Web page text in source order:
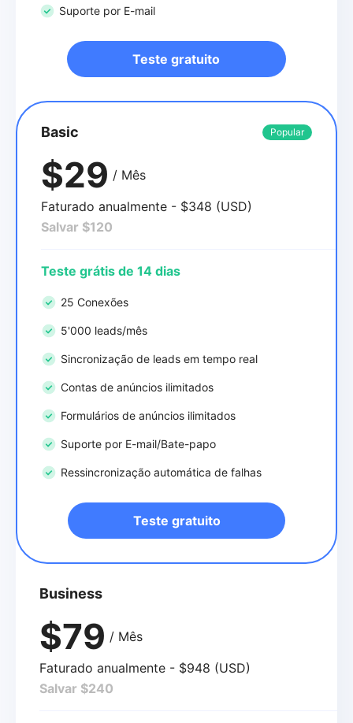
Suporte por E-mail
Teste gratuito
Basic Popular
$29 / Mês
Faturado anualmente - $348 (USD)
Salvar $120
Teste grátis de 14 dias
25 Conexões
5'000 leads/mês
Sincronização de leads em tempo real
Contas de anúncios ilimitados
Formulários de anúncios ilimitados
Suporte por E-mail/Bate-papo
Ressincronização automática de falhas
Teste gratuito
Business
$79 / Mês
Faturado anualmente - $948 (USD)
Salvar $240